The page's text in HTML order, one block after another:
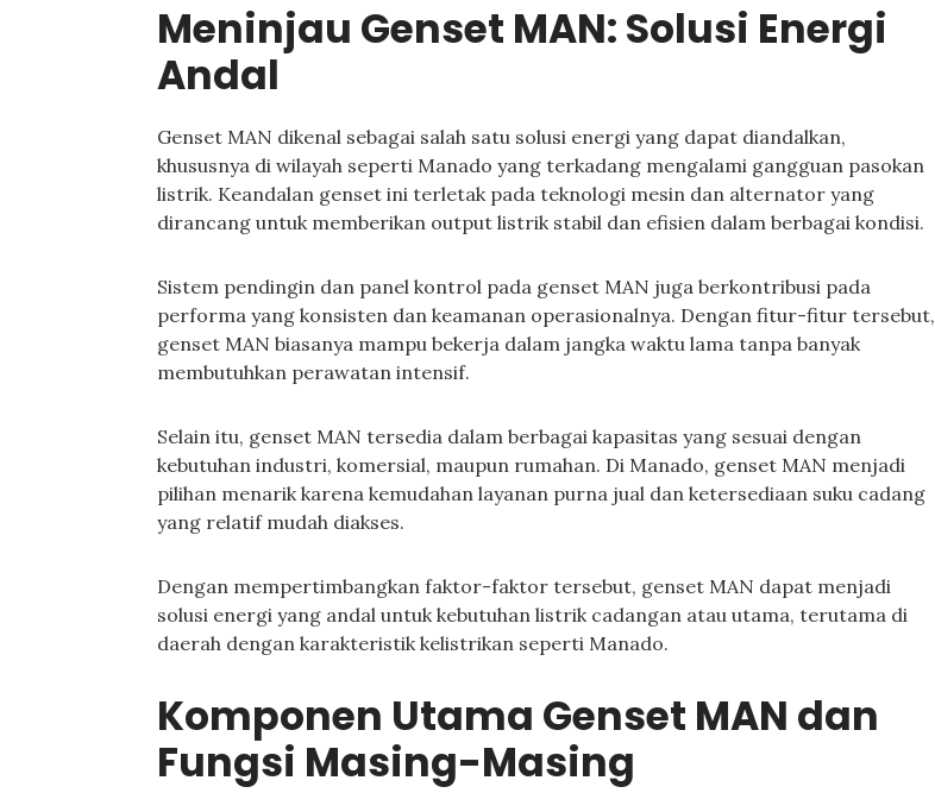
Meninjau Genset MAN: Solusi Energi
Andal
Genset MAN dikenal sebagai salah satu solusi energi yang dapat diandalkan,
khususnya di wilayah seperti Manado yang terkadang mengalami gangguan pasokan
listrik. Keandalan genset ini terletak pada teknologi mesin dan alternator yang
dirancang untuk memberikan output listrik stabil dan efisien dalam berbagai kondisi.
Sistem pendingin dan panel kontrol pada genset MAN juga berkontribusi pada
performa yang konsisten dan keamanan operasionalnya. Dengan fitur-fitur tersebut,
genset MAN biasanya mampu bekerja dalam jangka waktu lama tanpa banyak
membutuhkan perawatan intensif.
Selain itu, genset MAN tersedia dalam berbagai kapasitas yang sesuai dengan
kebutuhan industri, komersial, maupun rumahan. Di Manado, genset MAN menjadi
pilihan menarik karena kemudahan layanan purna jual dan ketersediaan suku cadang
yang relatif mudah diakses.
Dengan mempertimbangkan faktor-faktor tersebut, genset MAN dapat menjadi
solusi energi yang andal untuk kebutuhan listrik cadangan atau utama, terutama di
daerah dengan karakteristik kelistrikan seperti Manado.
Komponen Utama Genset MAN dan
Fungsi Masing-Masing